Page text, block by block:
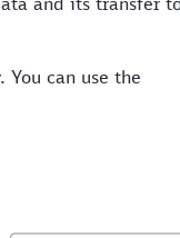
Ihre